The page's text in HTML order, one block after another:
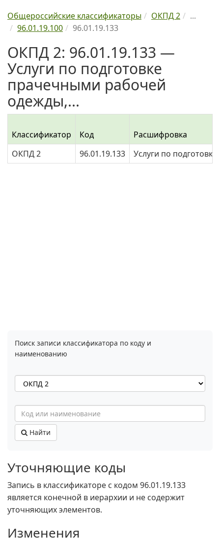
Общероссийские классификаторы ОКПД 2
...
96.01.19.100
96.01.19.133
ОКПД 2: 96.01.19.133 —
Услуги по подготовке
прачечными рабочей
одежды,...
Классификатор Код
Расшифровка
ОКПД 2
96.01.19.133 Услуги по
Поиск записи классификатора по коду и
наименованию
Найти
Уточняющие коды
Запись в классификаторе с кодом 96.01.19.133
является конечной в иерархии и не содержит
уточняющих элементов.
Изменения